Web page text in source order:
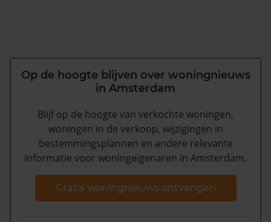
Op de hoogte blijven over woningnieuws
in Amsterdam
Blijf op de hoogte van verkochte woningen,
woningen in de verkoop, wijzigingen in
bestemmingsplannen en andere relevante
informatie voor woningeigenaren in Amsterdam.
Gratis woningnieuws ontvangen